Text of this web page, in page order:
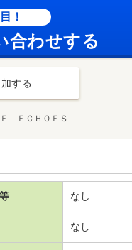
！
合わせする
する
Ｅ ＥＣＨＯＥＳ
なし
なし